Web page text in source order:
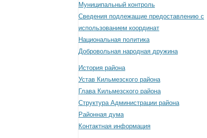
Муниципальный контроль
Сведения подлежащие предоставлению с
использованием координат
Национальная политика
Добровольная народная дружина
История района
Устав Кильмезского района
Глава Кильмезского района
Структура Администрации района
Районная дума
Контактная информация